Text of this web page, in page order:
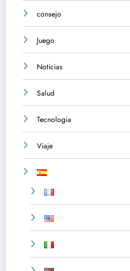
consejo
Juego
Noticias
Salud
Tecnologia
Viaje